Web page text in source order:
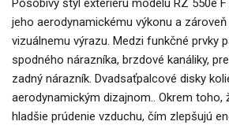
Pôsobivý štýl exteriéru modelu RZ 550e F
jeho aerodynamickému výkonu a
vizuálnemu výrazu. Medzi funkčné prvky
spodného nárazníka, brzdové kanáliky,
zadný nárazník. Dvadsaťpalcové disky
aerodynamickým dizajnom.. Okrem toho,
hladšie prúdenie vzduchu, čím zlepšujú